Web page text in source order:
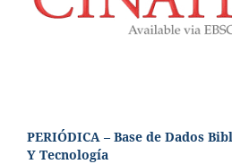
PERIÓDICA – Base de Dados
Y Tecnología